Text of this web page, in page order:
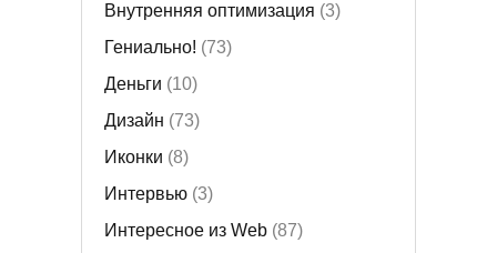
Внутренняя оптимизация (3)
Гениально! (73)
Деньги (10)
Дизайн (73)
Иконки (8)
Интервью(3)
Интересное из Web(87)